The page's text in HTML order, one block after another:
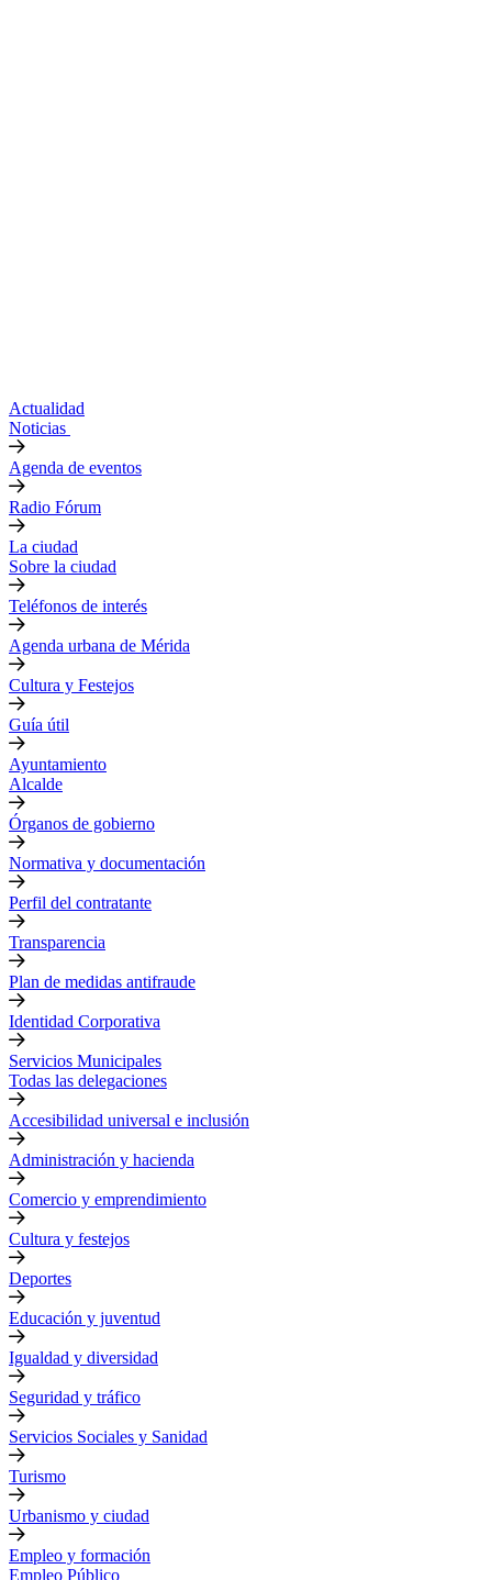
Actualidad
Noticias
Agenda de eventos
Radio Fórum
La ciudad
Sobre la ciudad
Teléfonos de interés
Agenda urbana de Mérida
Cultura y Festejos
Guía útil
Ayuntamiento
Alcalde
Órganos de gobierno
Normativa y documentación
Perfil del contratante
Transparencia
Plan de medidas antifraude
Identidad Corporativa
Servicios Municipales
Todas las delegaciones
Accesibilidad universal e inclusión
Administración y hacienda
Comercio y emprendimiento
Cultura y festejos
Deportes
Educación y juventud
Igualdad y diversidad
Seguridad y tráfico
Servicios Sociales y Sanidad
Turismo
Urbanismo y ciudad
Empleo y formación
Empleo Público